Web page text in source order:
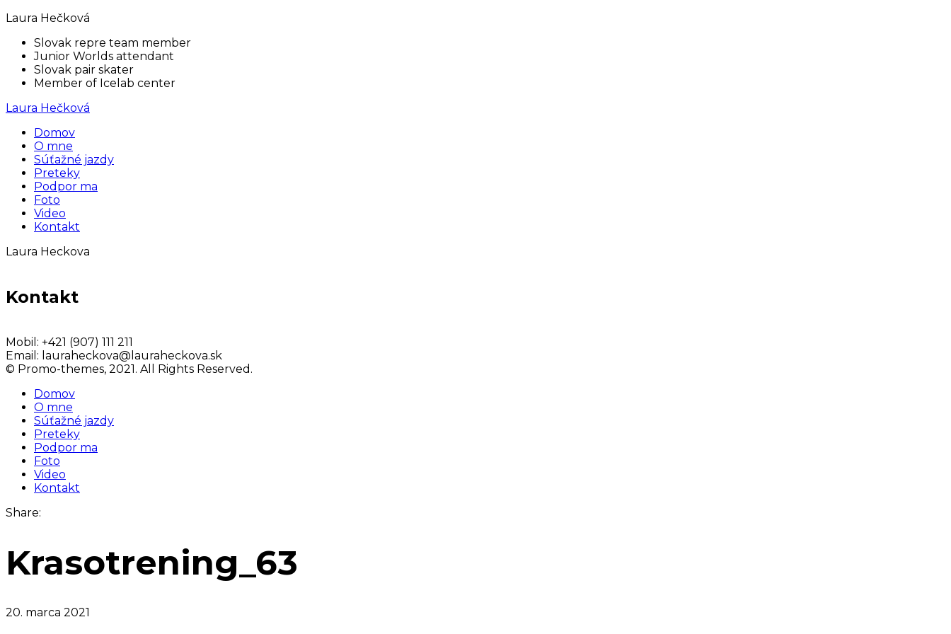
Laura Hečková
Slovak repre team member
Junior Worlds attendant
Slovak pair skater
Member of Icelab center
Laura Hečková
Domov
O mne
Súťažné jazdy
Preteky
Podpor ma
Foto
Video
Kontakt
Laura Heckova
Kontakt
Mobil: +421 (907) 111 211
Email: lauraheckova@lauraheckova.sk
© Promo-themes, 2021. All Rights Reserved.
Domov
O mne
Súťažné jazdy
Preteky
Podpor ma
Foto
Video
Kontakt
Share:
Krasotrening_63
20. marca 2021